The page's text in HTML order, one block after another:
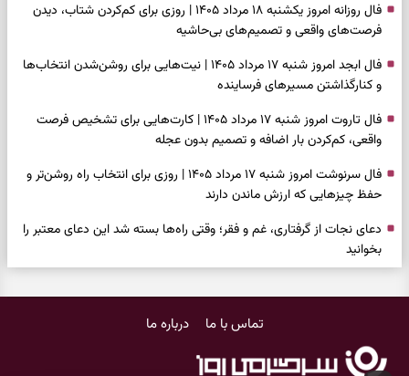
فال روزانه امروز یکشنبه ۱۸ مرداد ۱۴۰۵ | روزی برای کم‌کردن شتاب، دیدن
فرصت‌های واقعی و تصمیم‌های بی‌حاشیه
فال ابجد امروز شنبه ۱۷ مرداد ۱۴۰۵ | نیت‌هایی برای روشن‌شدن انتخاب‌ها
و کنارگذاشتن مسیرهای فرساینده
فال تاروت امروز شنبه ۱۷ مرداد ۱۴۰۵ | کارت‌هایی برای تشخیص فرصت
واقعی، کم‌کردن بار اضافه و تصمیم بدون عجله
فال سرنوشت امروز شنبه ۱۷ مرداد ۱۴۰۵ | روزی برای انتخاب راه روشن‌تر و
حفظ چیزهایی که ارزش ماندن دارند
دعای نجات از گرفتاری، غم و فقر؛ وقتی راه‌ها بسته شد این دعای معتبر را
بخوانید
جمع‌کردن حاشیه‌ها
تماس با ما درباره ما